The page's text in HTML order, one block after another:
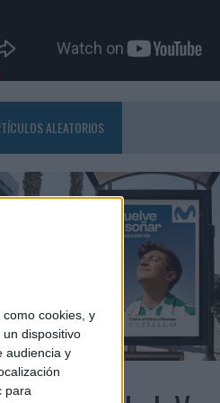
cookies, y
dispositivo
audiencia y
para
ALEATORIOS